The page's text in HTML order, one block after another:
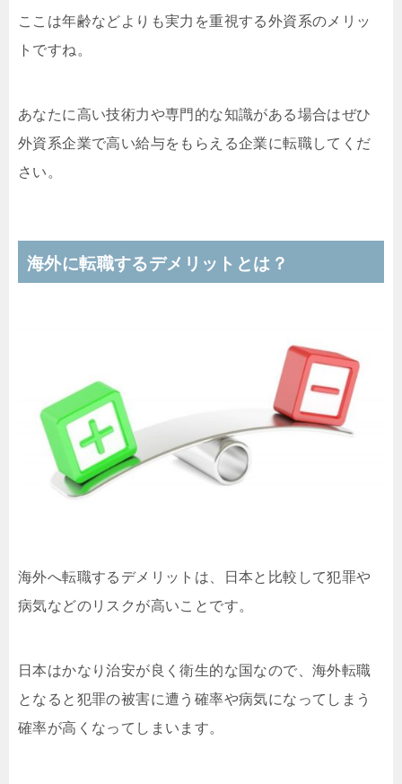
ここは年齢などよりも実力を重視する外資系のメリッ
トですね。
あなたに高い技術力や専門的な知識がある場合はぜひ
外資系企業で高い給与をもらえる企業に転職してくだ
さい。
海外に転職するデメリットとは？
海外へ転職するデメリットは、日本と比較して犯罪や
病気などのリスクが高いことです。
日本はかなり治安が良く衛生的な国なので、海外転職
となると犯罪の被害に遭う確率や病気になってしまう
確率が高くなってしまいます。